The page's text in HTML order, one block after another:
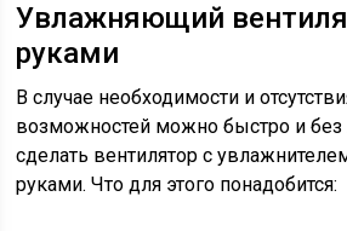
Увлажняющий
руками
В случае необходимости и
возможностей можно быстро и
сделать вентилятор с
руками. Что для этого понадобится: